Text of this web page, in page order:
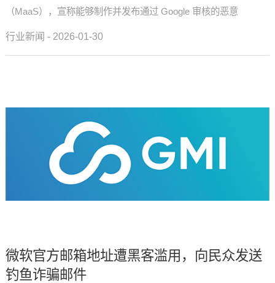
（MaaS），宣称能够制作并发布通过 Google 审核的恶意
行业新闻 - 2026-01-30
微软官方邮箱地址遭黑客滥用，向民众发送
钓鱼诈骗邮件